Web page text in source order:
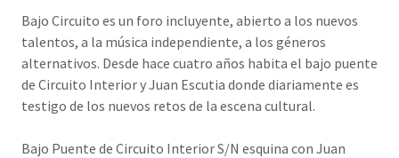
Bajo Circuito es un foro incluyente, abierto a los nuevos
talentos, a la música independiente, a los géneros
alternativos. Desde hace cuatro años habita el bajo puente
de Circuito Interior y Juan Escutia donde diariamente es
testigo de los nuevos retos de la escena cultural.
Bajo Puente de Circuito Interior S/N esquina con Juan